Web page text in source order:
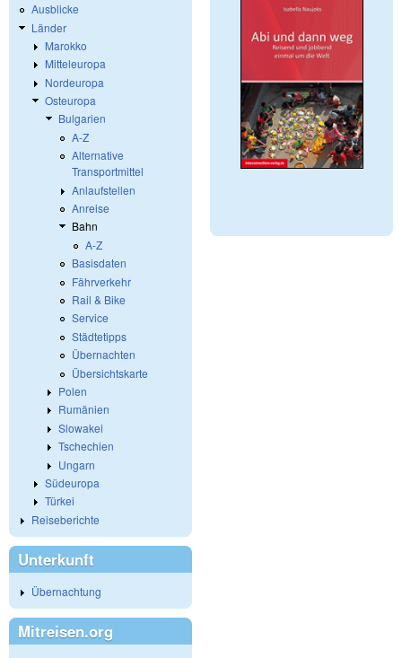
Ausblicke
Länder
Marokko
Mitteleuropa
Nordeuropa
Osteuropa
Bulgarien
A-Z
Alternative
Transportmittel
Anlaufstellen
Anreise
Bahn
A-Z
Basisdaten
Fährverkehr
Rail & Bike
Service
Städtetipps
Übernachten
Übersichtskarte
Polen
Rumänien
Slowakei
Tschechien
Ungarn
Südeuropa
Türkei
Reiseberichte
Unterkunft
Übernachtung
Mitreisen.org